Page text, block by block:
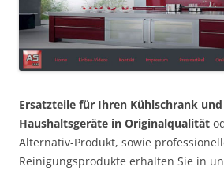
Ersatzteile für Ihren Kühlschrank
Haushaltsgeräte in Originalqualität
Alternativ-Produkt, sowie
Reinigungsprodukte erhalten Sie in